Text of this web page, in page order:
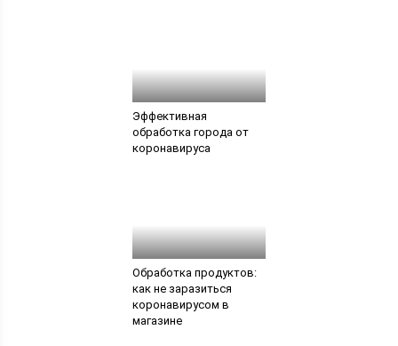
Эффективная
обработка города от
коронавируса
Обработка продуктов:
как не заразиться
коронавирусом в
магазине